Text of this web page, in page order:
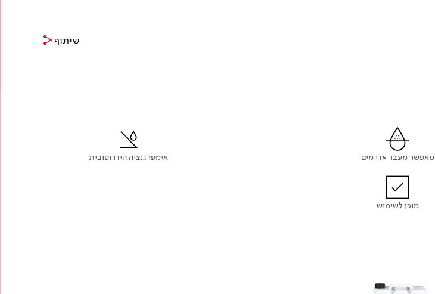
שיתוף
מאפשר מעבר אדי מים אימפרגנציה הידרופובית
מוכן לשימוש